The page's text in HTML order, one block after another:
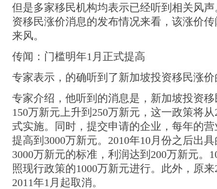
但是多家移民机构均表示已经听到相关风
资移民涨价消息的发布情况来看，该涨价
来风。
传闻：门槛明年1月正式提高
专家表示，的确听到了新加坡投资移民涨
专家介绍，他听到的消息是，新加坡投资
150万新元上升到250万新元，这一政策将
式实施。同时，提交申请的企业，每年的
提高到3000万新元。2010年10月份之后出
3000万新元的标准，利润达到200万新元。
照现行政策的1000万新元进行。此外，原
2011年1月起取消。